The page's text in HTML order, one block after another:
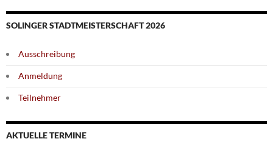
SOLINGER STADTMEISTERSCHAFT 2026
Ausschreibung
Anmeldung
Teilnehmer
AKTUELLE TERMINE